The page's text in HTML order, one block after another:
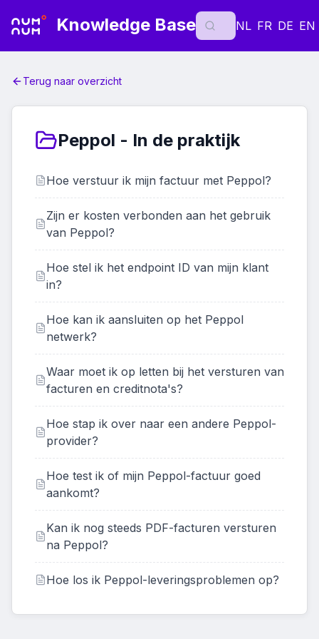
Knowledge Base NL FR DE EN
Terug naar overzicht
Peppol - In de praktijk
Hoe verstuur ik mijn factuur met Peppol?
Zijn er kosten verbonden aan het gebruik
van Peppol?
Hoe stel ik het endpoint ID van mijn klant
in?
Hoe kan ik aansluiten op het Peppol
netwerk?
Waar moet ik op letten bij het versturen van
facturen en creditnota's?
Hoe stap ik over naar een andere Peppol-
provider?
Hoe test ik of mijn Peppol-factuur goed
aankomt?
Kan ik nog steeds PDF-facturen versturen
na Peppol?
Hoe los ik Peppol-leveringsproblemen op?